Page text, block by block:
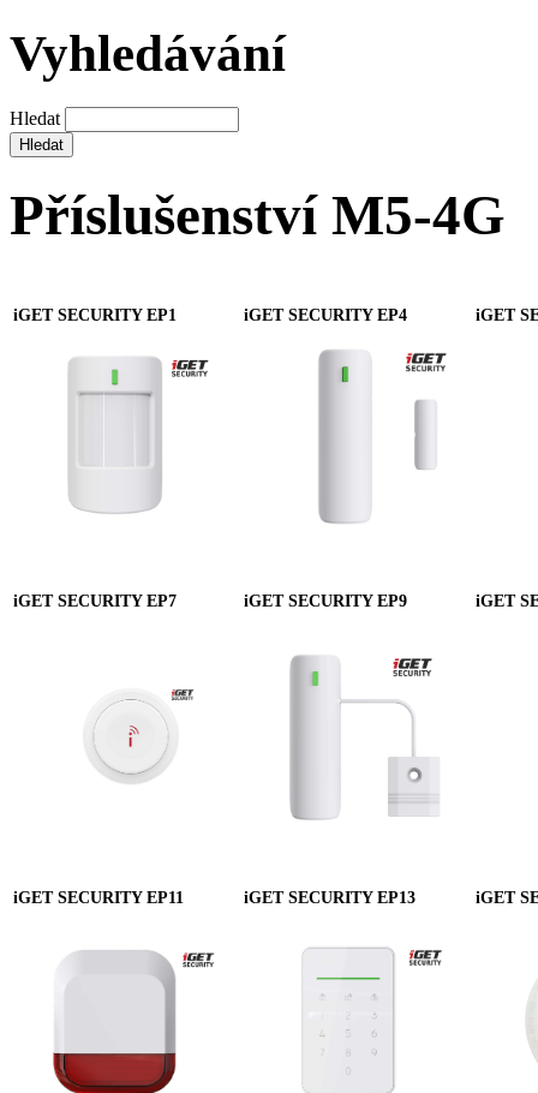
Vyhledávání
Hledat
Příslušenství M5-4G
iGET SECURITY EP1 iGET SECURITY EP4 iGET
iGET SECURITY EP7 iGET SECURITY EP9 iGET
iGET SECURITY EP11 iGET SECURITY EP13 iGET